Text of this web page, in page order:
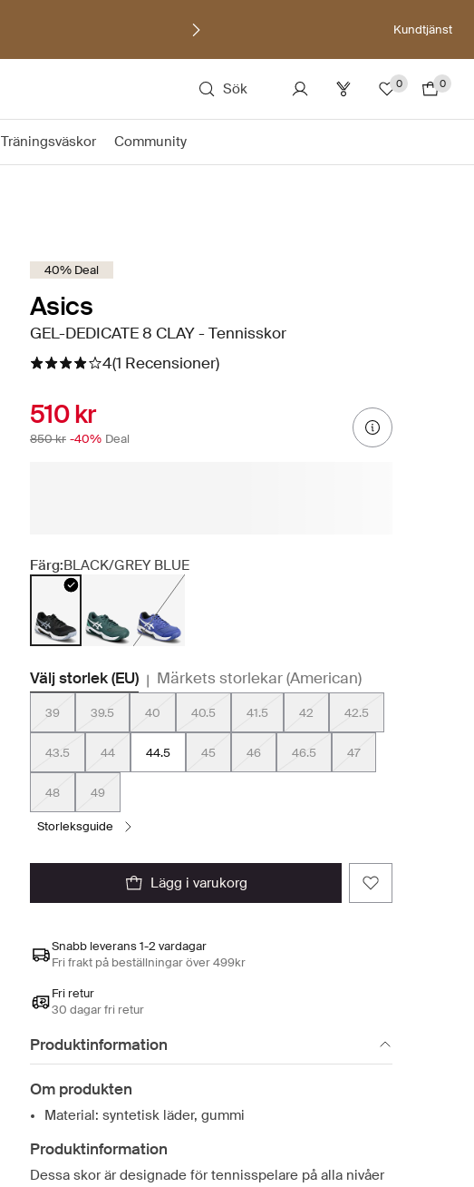
Kundtjänst
Sök 0 0
Träningsväskor Community
40% Deal
Asics
GEL-DEDICATE 8 CLAY - Tennisskor
4(1 Recensioner)
510 kr
850 kr -40% Deal
Färg:BLACK/GREY BLUE
Välj storlek (EU) | Märkets storlekar (American)
39 39.5 40 40.5 41.5 42 42.5
43.5 44 44.5 45 46 46.5 47
48 49
storleksguide
lägg i varukorg
Snabb leverans 1-2 vardagar
Fri frakt på beställningar över 499kr
Fri retur
30 dagar fri retur
Produktinformation
Om produkten
Material: syntetisk läder, gummi
Produktinformation
Dessa skor är designade för tennisspelare på alla nivåer